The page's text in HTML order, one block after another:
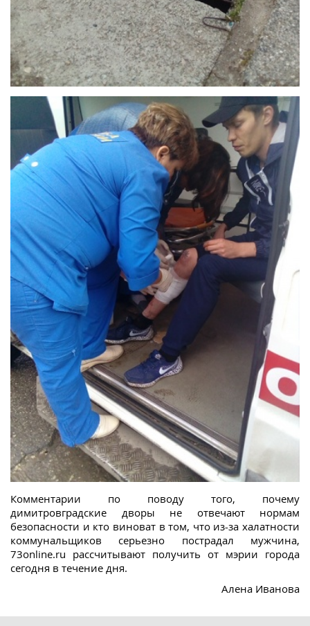
Комментарии по поводу того, почему
димитровградские дворы не отвечают нормам
безопасности и кто виноват в том, что из-за халатности
коммунальщиков серьезно пострадал мужчина,
73online.ru рассчитывают получить от мэрии города
сегодня в течение дня.
Алена Иванова